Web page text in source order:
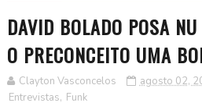
DAVID BOLADO POSA
O PRECONCEITO UMA
Clayton Vasconcelos agosto 02,
Entrevistas, Funk